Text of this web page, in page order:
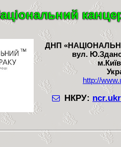
ДНП
вул.
http://
НКРУ: